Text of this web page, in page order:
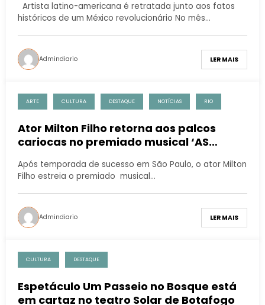
Artista latino-americana é retratada junto aos fatos
históricos de um México revolucionário No mês…
Admindiario LER MAIS
ARTE CULTURA DESTAQUE NOTÍCIAS RIO
Ator Milton Filho retorna aos palcos
cariocas no premiado musical ‘AS
Após temporada de sucesso em São Paulo, o ator Milton
Filho estreia o premiado musical…
Admindiario LER MAIS
CULTURA DESTAQUE
Espetáculo Um Passeio no Bosque está
em cartaz no teatro Solar de Botafogo